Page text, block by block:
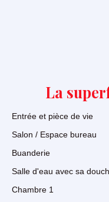
La
Entrée et pièce de vie
Salon / Espace bureau
Buanderie
Salle d'eau avec sa
Chambre 1